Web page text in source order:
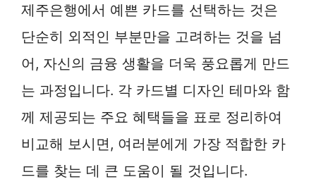
제주은행에서 예쁜 카드를 선택하는 것은
단순히 외적인 부분만을 고려하는 것을 넘
어, 자신의 금융 생활을 더욱 풍요롭게 만드
는 과정입니다. 각 카드별 디자인 테마와 함
께 제공되는 주요 혜택들을 표로 정리하여
비교해 보시면, 여러분에게 가장 적합한 카
드를 찾는 데 큰 도움이 될 것입니다.